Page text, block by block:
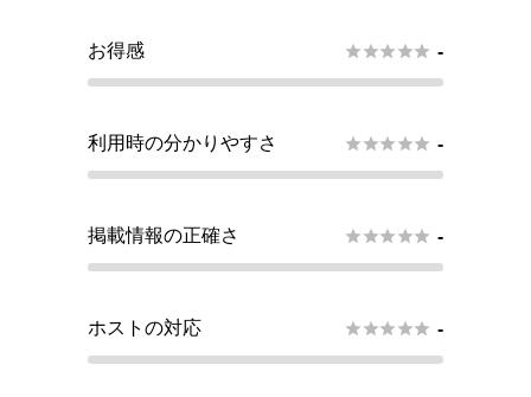
お得感  -
利用時の分かりやすさ  -
掲載情報の正確さ  -
ホストの対応  -